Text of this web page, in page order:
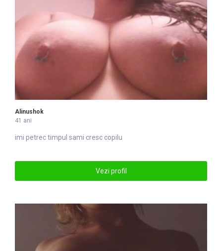
Alinushok
41 ani
imi petrec timpul sami cresc copilu
Vezi profil